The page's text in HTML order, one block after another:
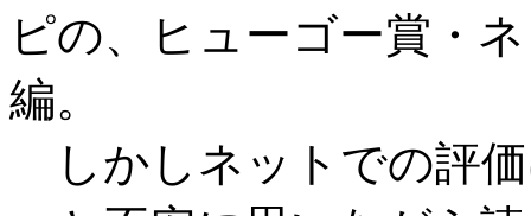
ピの、ヒューゴー賞・
編。
しかしネットでの評